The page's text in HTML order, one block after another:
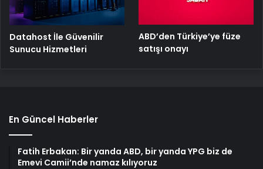
Datahost İle Güvenilir
Sunucu Hizmetleri
ABD’den Türkiye’ye füze
satışı onayı
En Güncel Haberler
Fatih Erbakan: Bir yanda ABD, bir yanda YPG biz de
Emevi Camii’nde namaz kılıyoruz